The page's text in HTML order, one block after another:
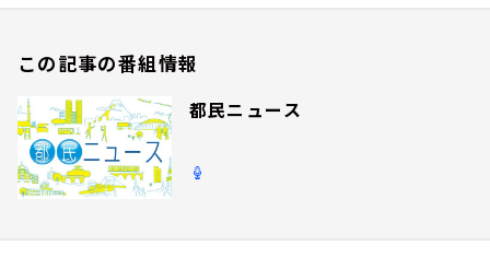
この記事の番組情報
都民ニュース